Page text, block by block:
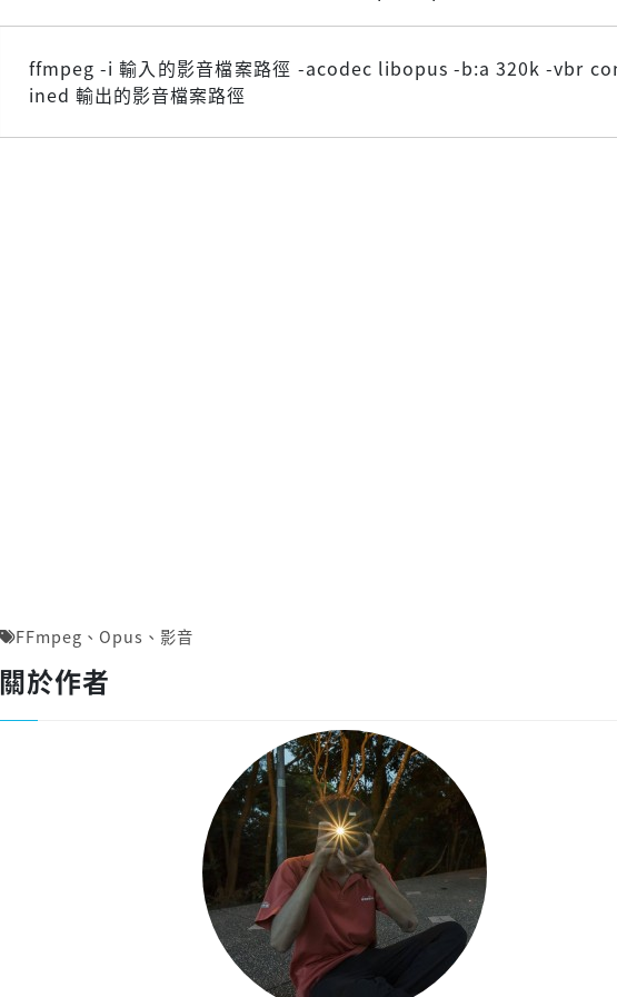
ffmpeg -i 輸入的影音檔案路徑 -acodec libopus -b:a 320k -vbr
ined 輸出的影音檔案路徑
FFmpeg 、 Opus 、 影音
關於作者